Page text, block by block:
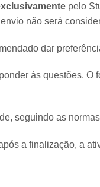
pelo
não será
dar
às questões. O
seguindo as
a finalização, a